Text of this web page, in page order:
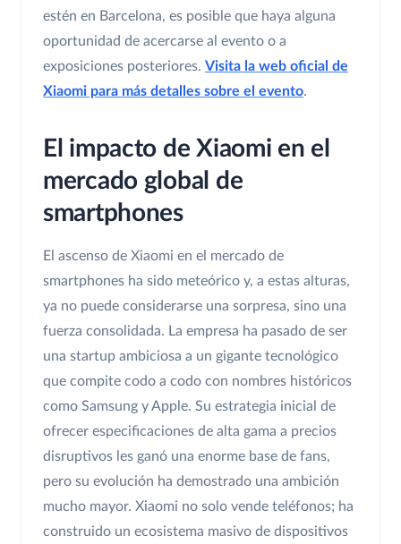
estén en Barcelona, es posible que haya alguna
oportunidad de acercarse al evento o a
exposiciones posteriores. Visita la web oficial de
Xiaomi para más detalles sobre el evento.
El impacto de Xiaomi en el
mercado global de
smartphones
El ascenso de Xiaomi en el mercado de
smartphones ha sido meteórico y, a estas alturas,
ya no puede considerarse una sorpresa, sino una
fuerza consolidada. La empresa ha pasado de ser
una startup ambiciosa a un gigante tecnológico
que compite codo a codo con nombres históricos
como Samsung y Apple. Su estrategia inicial de
ofrecer especificaciones de alta gama a precios
disruptivos les ganó una enorme base de fans,
pero su evolución ha demostrado una ambición
mucho mayor. Xiaomi no solo vende teléfonos; ha
construido un ecosistema masivo de dispositivos